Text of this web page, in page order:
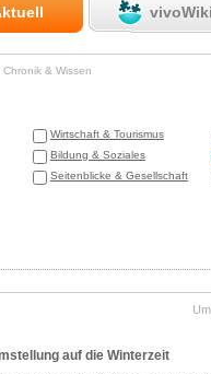
vivoWiki
& Wissen
Wirtschaft & Tourismus
Bildung & Soziales
Seitenblicke & Gesellschaft
auf die Winterzeit